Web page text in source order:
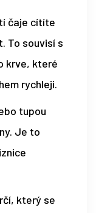
čaje cítíte
To souvisí s
krve, které
rychleji.
tupou
Je to
který se